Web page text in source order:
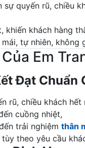
sự quyến rũ, chiều
khiến khách hàng
tự nhiên, không
Em
Đạt Chuẩn
rũ, chiều khách hết
cuồng nhiệt,
trải nghiệm thân
tùy theo yêu cầu